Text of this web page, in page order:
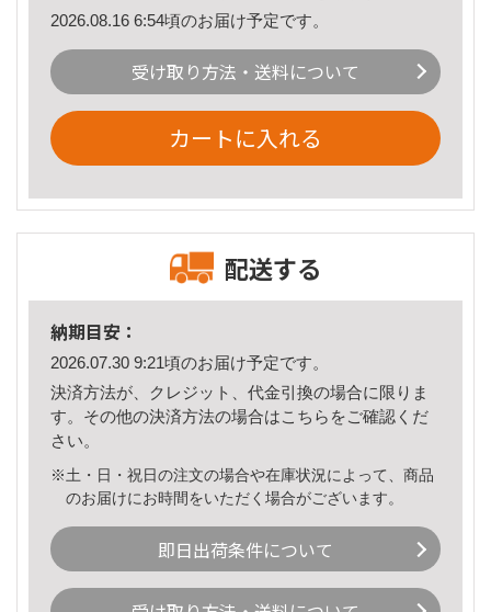
2026.08.16 6:54頃のお届け予定です。
受け取り方法・送料について
カートに入れる
配送する
納期目安：
2026.07.30 9:21頃のお届け予定です。
決済方法が、クレジット、代金引換の場合に限りま
す。その他の決済方法の場合はこちら をご確認くだ
さい。
※土・日・祝日の注文の場合や在庫状況によって、商品
のお届けにお時間をいただく場合がございます。
即日出荷条件について